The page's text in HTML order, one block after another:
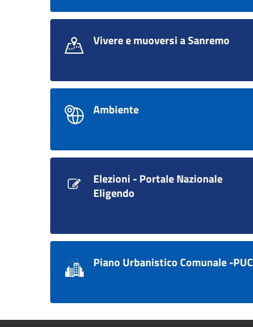
Vivere e muoversi a Sanremo
Ambiente
Elezioni - Portale Nazionale
Eligendo
Piano Urbanistico Comunale -PUC